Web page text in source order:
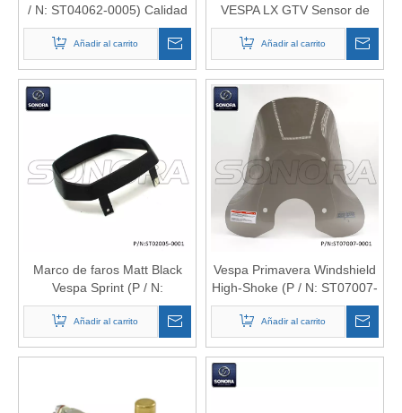
/ N: ST04062-0005) Calidad
superior
Añadir al carrito
VESPA LX GTV Sensor de
presión de aceite GTV
826161 641541 (P / N:
ST04109-0005) Calidad
superior
Añadir al carrito
Marco de faros Matt Black
Vespa Sprint (P / N:
ST02005-0001) Calidad
superior
Añadir al carrito
Vespa Primavera Windshield
High-Shoke (P / N: ST07007-
0001) Calidad original
Añadir al carrito